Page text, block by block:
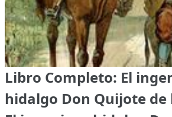
Libro Completo: El
hidalgo Don Quijote de